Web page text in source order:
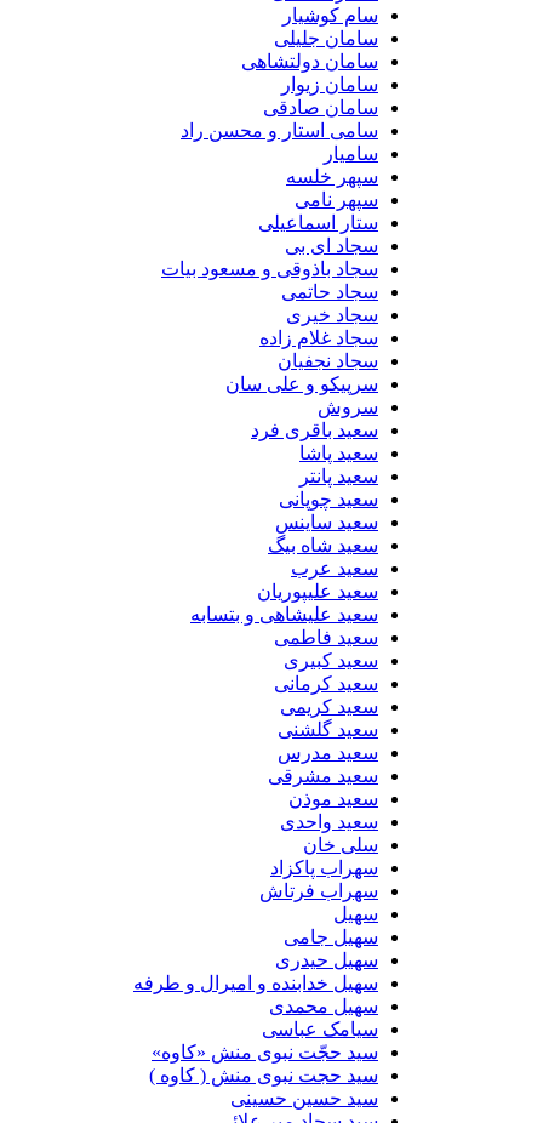
سام کوشیار
سامان جلیلی
سامان دولتشاهی
سامان زیوار
سامان صادقی
سامی استار و محسن راد
سامیار
سپهر خلسه
سپهر نامی
ستار اسماعیلی
سجاد ای بی
سجاد باذوقی و مسعود بیات
سجاد حاتمی
سجاد خیری
سجاد غلام زاده
سجاد نجفیان
سرپیکو و علی سان
سروش
سعید باقری فرد
سعید پاشا
سعید پانتر
سعید چوپانی
سعید ساینس
سعید شاه بیگ
سعید عرب
سعید علیپوریان
سعید علیشاهی و بتسابه
سعید فاطمی
سعید کبیری
سعید کرمانی
سعید کریمی
سعید گلشنی
سعید مدرس
سعید مشرقی
سعید موذن
سعید واحدی
سلی خان
سهراب پاکزاد
سهراب فرتاش
سهیل
سهیل جامی
سهیل حیدری
سهیل خدابنده و امیرال و طرفه
سهیل محمدی
سیامک عباسی
سید حجّت نبوی منش «کاوه»
سید حجت نبوی منش ( کاوه )
سید حسین حسینى